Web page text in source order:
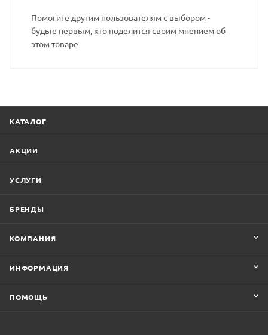
Помогите другим пользователям с выбором -
будьте первым, кто поделится своим мнением об
этом товаре
КАТАЛОГ
АКЦИИ
УСЛУГИ
БРЕНДЫ
КОМПАНИЯ
ИНФОРМАЦИЯ
ПОМОЩЬ